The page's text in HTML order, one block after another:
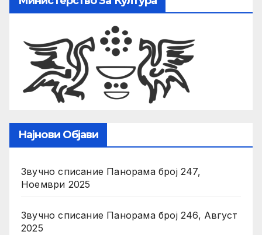
Најнови Објави
Звучно списание Панорама број 247,
Ноември 2025
Звучно списание Панорама број 246, Август
2025